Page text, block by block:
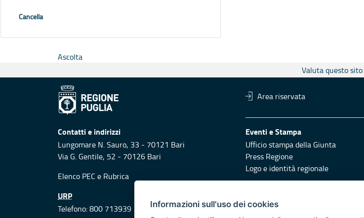
Cancella
Ascolta
Valuta questo sito
Area riservata
Contatti e indirizzi
Lungomare N. Sauro, 33 - 70121 Bari
Via G. Gentile, 52 - 70126 Bari
Elenco PEC e Rubrica
Eventi e Stampa
Ufficio stampa della Giunta
Press Regione
Logo e identità regionale
URP
Telefono: 800 713939
Responsabili di pubblicazione
Informazioni sull'uso dei cookies